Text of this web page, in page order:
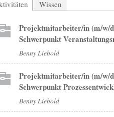
(aktiver Reiter)
Wissen
Projektmitarbeiter/in (m/w/
Schwerpunkt
Benny Liebold
Projektmitarbeiter/in (m/w/
Schwerpunkt
Benny Liebold